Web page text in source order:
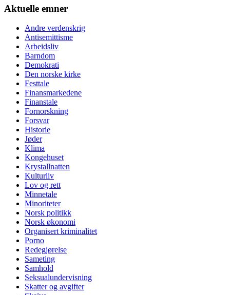
Aktuelle emner
Andre verdenskrig
Antisemittisme
Arbeidsliv
Barndom
Demokrati
Den norske kirke
Festtale
Finansmarkedene
Finanstale
Fornorskning
Forsvar
Historie
Jøder
Klima
Kongehuset
Krystallnatten
Kulturliv
Lov og rett
Minnetale
Minoriteter
Norsk politikk
Norsk økonomi
Organisert kriminalitet
Porno
Redegjørelse
Sameting
Samhold
Seksualundervisning
Skatter og avgifter